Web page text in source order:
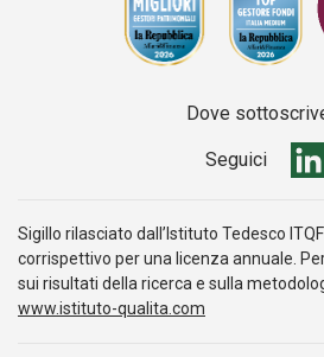
Dove
Seguici
Sigillo rilasciato dall’Istituto Tedesco
corrispettivo per una licenza annuale.
sui risultati della ricerca e sulla
www.istituto-qualita.com